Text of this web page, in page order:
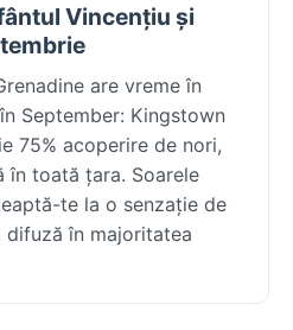
Vincențiu și
are vreme în
September: Kingstown
75% acoperire de nori,
în toată țara. Soarele
te la o senzație de
difuză în majoritatea